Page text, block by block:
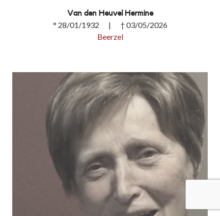
Van den Heuvel Hermine
Van den Heuvel Hermine
° 28/01/1932 | † 03/05/2026
Beerzel